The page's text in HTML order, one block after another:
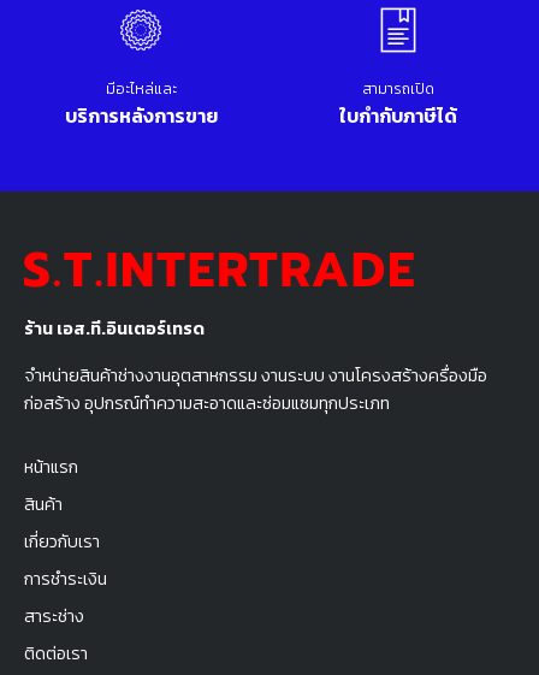
ร้าน เอส.ที.อินเตอร์เทรด
จำหน่ายสินค้าช่างงานอุตสาหกรรม งานระบบ งานโครงสร้างครื่องมือ
ก่อสร้าง อุปกรณ์ทำความสะอาดและซ่อมแซมทุกประเภท
หน้าแรก
สินค้า
เกี่ยวกับเรา
การชำระเงิน
สาระช่าง
ติดต่อเรา
มีอะไหล่และ
บริการหลังการขาย
สามารถเปิด
ใบกำกับภาษีได้